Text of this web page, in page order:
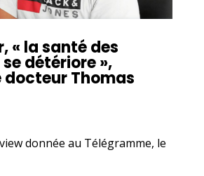
« la santé des
détériore »,
docteur Thomas
donnée au Télégramme, le